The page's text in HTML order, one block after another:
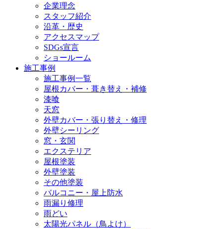
企業理念
スタッフ紹介
沿革・歴史
アクセスマップ
SDGs宣言
ショールーム
施工事例
施工事例一覧
屋根カバー・葺き替え・補修
漆喰
天窓
外壁カバー・張り替え・修理
外壁シーリング
窓・玄関
エクステリア
屋根塗装
外壁塗装
その他塗装
バルコニー・屋上防水
雨漏り修理
雨どい
太陽光パネル（鳥よけ）